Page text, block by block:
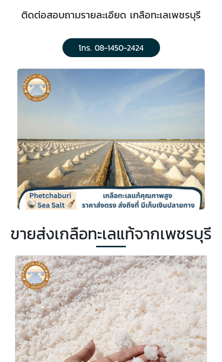
ติดต่อสอบถามรายละเอียด เกลือทะเลเพชรบุรี
โทร. 08-1450-2424
ขายส่งเกลือทะเลแท้จากเพชรบุรี